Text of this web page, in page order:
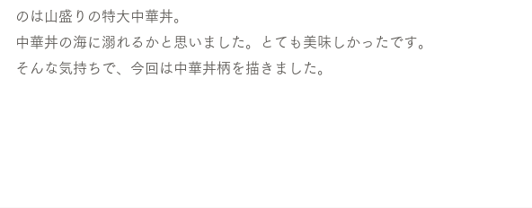
のは山盛りの特大中華丼。
中華丼の海に溺れるかと思いました。とても美味しかったです。
そんな気持ちで、今回は中華丼柄を描きました。